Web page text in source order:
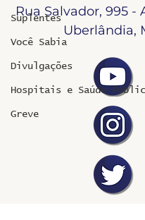
Suplentes
Você Sabia
Divulgações
Hospitais e Saúde
Greve
Rua Salvador, 995 -
Uberlândia,